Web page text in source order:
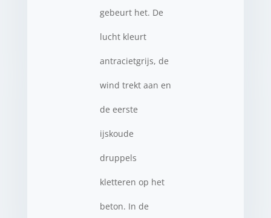
gebeurt het. De
lucht kleurt
antracietgrijs, de
wind trekt aan en
de eerste
ijskoude
druppels
kletteren op het
beton. In de